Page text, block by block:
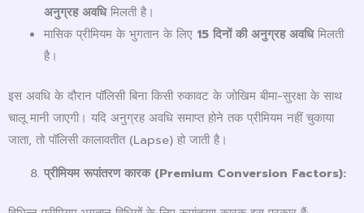
अनुग्रह अवधिमिलती है।
मासिक प्रीमियम के भुगतान के लिए 15 दिनों की अनुग्रह अवधिमिलती
है।
इस अवधि के दौरान पॉलिसी बिना किसी रुकावट के जोखिम बीमा-सुरक्षा के साथ
चालू मानी जाएगी। यदि अनुग्रह अवधि समाप्त होने तक प्रीमियम नहीं चुकाया
जाता, तो पॉलिसी कालावतीत (Lapse) हो जाती है।
प्रीमियम रूपांतरण कारक (Premium Conversion Factors):